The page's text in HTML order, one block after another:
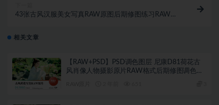
43张古风汉服美女写真RAW原图后期修图练习RAW素
相关文章
【RAW+PSD】PSD调色图层 尼康D81荷花古
风肖像人物摄影原片RAW格式后期修图调色练